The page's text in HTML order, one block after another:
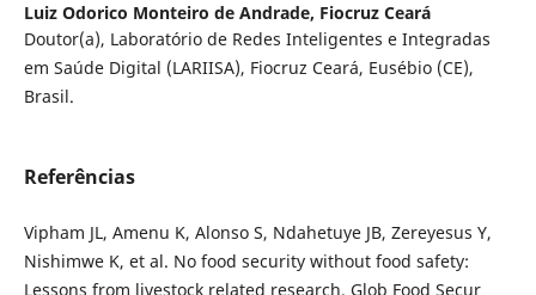
Luiz Odorico Monteiro de Andrade, Fiocruz Ceará
Doutor(a), Laboratório de Redes Inteligentes e Integradas
em Saúde Digital (LARIISA), Fiocruz Ceará, Eusébio (CE),
Brasil.
Referências
Vipham JL, Amenu K, Alonso S, Ndahetuye JB, Zereyesus Y,
Nishimwe K, et al. No food security without food safety:
Lessons from livestock related research. Glob Food Secur